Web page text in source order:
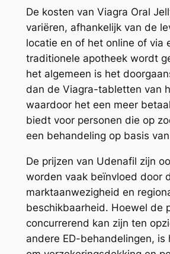
De kosten van Viagra Oral
variëren, afhankelijk van de
locatie en of het online of via
traditionele apotheek wordt
het algemeen is het
dan de Viagra-tabletten van
waardoor het een meer
biedt voor personen die op
een behandeling op basis
De prijzen van Udenafil zijn
worden vaak beïnvloed door
marktaanwezigheid en
beschikbaarheid. Hoewel de
concurrerend kan zijn ten
andere ED-behandelingen, is